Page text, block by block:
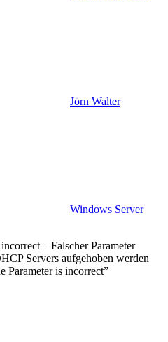
Jörn Walter
Windows Server
– Falscher Parameter
Servers aufgehoben werden
Parameter is incorrect”